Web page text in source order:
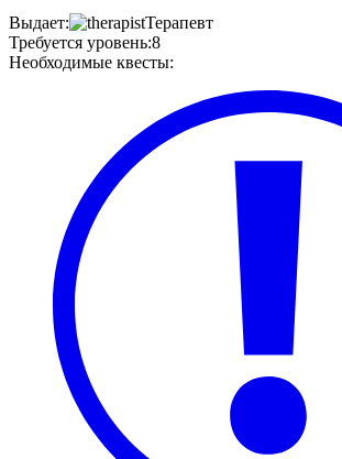
Выдает:
Терапевт
Требуется уровень:8
Необходимые квесты: